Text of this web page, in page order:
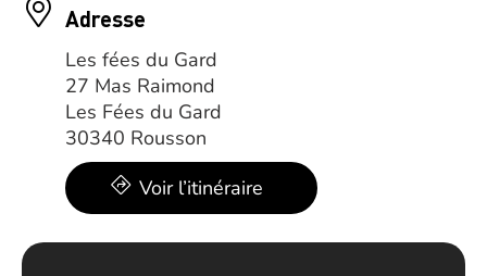
Adresse
Les fées du Gard
27 Mas Raimond
Les Fées du Gard
30340 Rousson
Voir l’itinéraire